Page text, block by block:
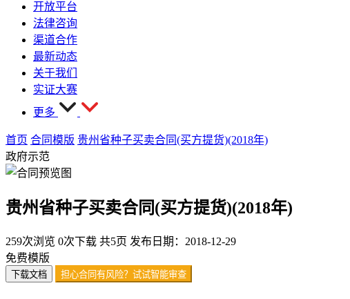
开放平台
法律咨询
渠道合作
最新动态
关于我们
实证大赛
更多
首页 合同模版 贵州省种子买卖合同(买方提货)(2018年)
政府示范
贵州省种子买卖合同(买方提货)(2018年)
259次浏览 0次下载 共5页 发布日期：2018-12-29
免费模版
下载文档 担心合同有风险？试试智能审查